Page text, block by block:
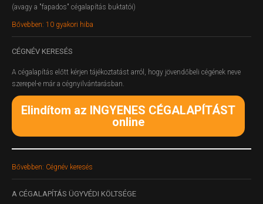
(avagy a "fapados" cégalapítás buktatói)
Bővebben: 10 gyakori hiba
CÉGNÉV KERESÉS
A cégalapítás előtt kérjen tájékoztatást arról, hogy jövendőbeli cégének neve
szerepel-e már a cégnyilvántarásban.
Elindítom az INGYENES CÉGALAPÍTÁST
online
Bővebben: Cégnév keresés
A CÉGALAPÍTÁS ÜGYVÉDI KÖLTSÉGE